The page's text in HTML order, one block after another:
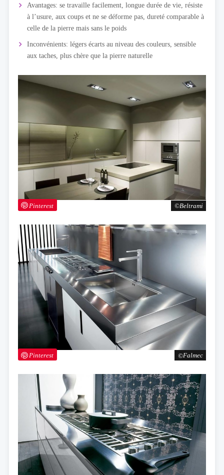
Beltrami
Pinterest
Falmec
Pinterest
Avantages: se travaille facilement, longue durée de vie, résiste
à l’usure, aux coups et ne se déforme pas, dureté comparable à
celle de la pierre mais sans le poids
Inconvénients: légers écarts au niveau des couleurs, sensible
aux taches, plus chère que la pierre naturelle